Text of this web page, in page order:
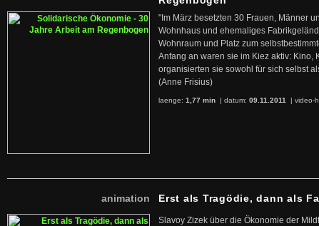
"Im März besetzten 30 Frauen, Männer
Wohnhaus und ehemaliges
Wohnraum und Platz zum
Anfang an waren sie im Kiez aktiv: Kino,
organisierten sie sowohl für sich selbst
(Anne Frisius)
laenge: 1,77 min | datum: 09.11.2011 | video-
animation Erst als Tragödie, dann als
Slavoy Zizek über die Ökonomie der